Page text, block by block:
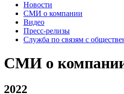
Новости
СМИ о компании
Видео
Пресс-релизы
Служба по связям с
СМИ о
2022